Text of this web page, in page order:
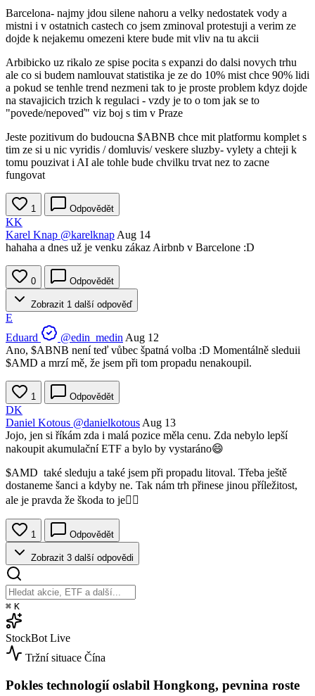
Barcelona- najmy jdou silene nahoru a velky nedostatek vody a
mistni i v ostatnich castech co jsem zminoval protestuji a verim ze
dojde k nejakemu omezeni ktere bude mit vliv na tu akcii
Arbibicko uz rikalo ze spise pocita s expanzi do dalsi novych trhu
ale co si budem namlouvat statistika je ze do 10% mist chce 90% lidi
a pokud se tenhle trend nezmeni tak to je proste problem kdyz dojde
na stavajicich trzich k regulaci - vzdy je to o tom jak se to
"povede/nepoveď" viz boj s tim v Praze
Jeste pozitivum do budoucna $ABNB chce mit platformu komplet s
tim ze si u nic vyridis / domluvis/ veskere sluzby- vylety a chteji k
tomu pouzivat i AI ale tohle bude chvilku trvat nez to zacne
fungovat
1 Odpovědět
KK
Karel Knap @karelknap Aug 14
hahaha a dnes už je venku zákaz Airbnb v Barcelone :D
0 Odpovědět
Zobrazit 1 další odpověď
E
Eduard
@edin_medin Aug 12
Ano, $ABNB není teď vůbec špatná volba :D Momentálně sleduii
$AMD a mrzí mě, že jsem při tom propadu nenakoupil.
1 Odpovědět
DK
Daniel Kotous @danielkotous Aug 13
Jojo, jen si říkám zda i malá pozice měla cenu. Zda nebylo lepší
nakoupit akumulační ETF a bylo by vystaráno😄
$AMD také sleduju a také jsem při propadu litoval. Třeba ještě
dostaneme šanci a kdyby ne. Tak nám trh přinese jinou příležitost,
ale je pravda že škoda to je🙍‍♂️
1 Odpovědět
Zobrazit 3 další odpovědi
⌘ K
StockBot Live
Tržní situace Čína
Pokles technologií oslabil Hongkong, pevnina roste